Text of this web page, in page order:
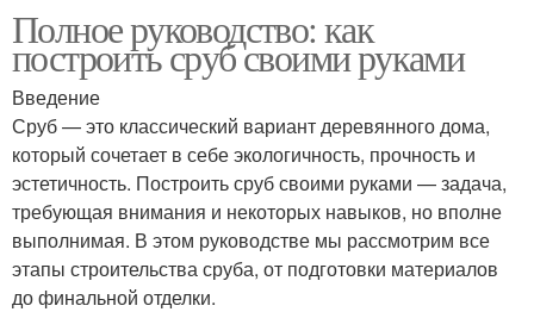
Полное руководство: как
построить сруб своими руками
Введение
Сруб — это классический вариант деревянного дома,
который сочетает в себе экологичность, прочность и
эстетичность. Построить сруб своими руками — задача,
требующая внимания и некоторых навыков, но вполне
выполнимая. В этом руководстве мы рассмотрим все
этапы строительства сруба, от подготовки материалов
до финальной отделки.